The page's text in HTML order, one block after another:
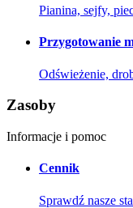
Pianina, sejfy,
Przygotowanie
Odświeżenie,
Zasoby
Informacje i pomoc
Cennik
Sprawdź nasze